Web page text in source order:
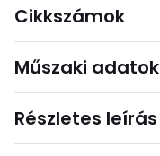
Cikkszámok
Műszaki adatok
Részletes leírás